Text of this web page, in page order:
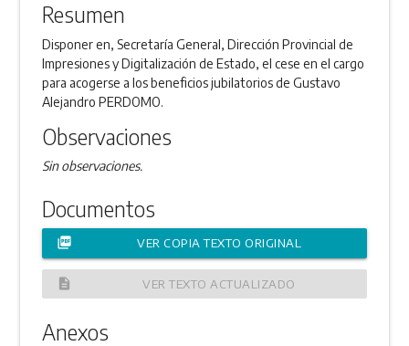
Resumen
Disponer en, Secretaría General, Dirección Provincial de
Impresiones y Digitalización de Estado, el cese en el cargo
para acogerse a los beneficios jubilatorios de Gustavo
Alejandro PERDOMO.
Observaciones
Sin observaciones.
Documentos
picture_as_pdf VER COPIA TEXTO ORIGINAL
description VER TEXTO ACTUALIZADO
Anexos